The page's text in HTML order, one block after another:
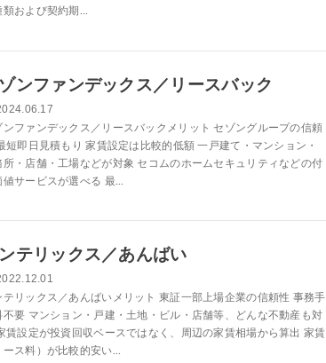
類および契約期...
ンファンデックス／リースバック
ンファンデックス／リースバックメリット セゾングループの信頼
短即日見積もり 家賃設定は比較的低額 一戸建て・マンション・
所・店舗・工場などが対象 セコムのホームセキュリティなどの付
値サービスが選べる 最...
テリックス／あんばい
テリックス／あんばいメリット 東証一部上場企業の信頼性 事務手
不要 マンション・戸建・土地・ビル・店舗等、どんな不動産も対
賃設定が投資回収ベースではなく、周辺の家賃相場から算出 家賃
ース料）が比較的安い...